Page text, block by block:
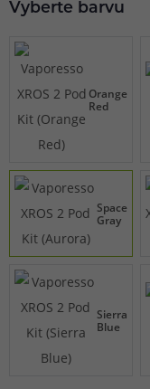
Vyberte barvu
Orange
Red
Space
Gray
Sierra
Blue